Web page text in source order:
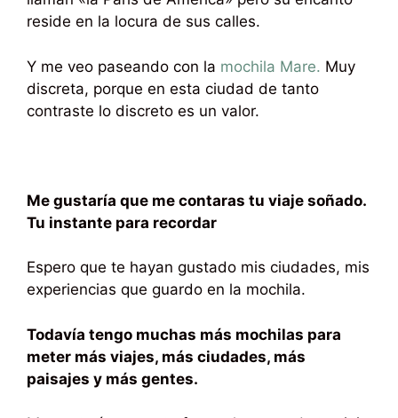
reside en la locura de sus calles.
Y me veo paseando con la mochila Mare. Muy
discreta, porque en esta ciudad de tanto
contraste lo discreto es un valor.
Me gustaría que me contaras tu viaje soñado.
Tu instante para recordar
Espero que te hayan gustado mis ciudades, mis
experiencias que guardo en la mochila.
Todavía tengo muchas más mochilas para
meter más viajes, más ciudades, más
paisajes y más gentes.